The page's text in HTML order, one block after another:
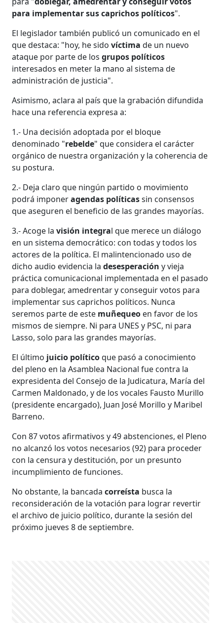
para implementar sus caprichos políticos".
El legislador también publicó un comunicado en el
que destaca: "hoy, he sidovíctima de un nuevo
ataque por parte de losgrupos políticos
interesados en meter la mano al sistema de
administración de justicia".
Asimismo, aclara al país que la grabación difundida
hace una referencia expresa a:
1.- Una decisión adoptada por el bloque
denominado "rebelde" que considera el carácter
orgánico de nuestra organización y la coherencia de
su postura.
2.- Deja claro que ningún partido o movimiento
podrá imponeragendas políticassin consensos
que aseguren el beneficio de las grandes mayorías.
3.- Acoge lavisión integral que merece un diálogo
en un sistema democrático: con todas y todos los
actores de la política. El malintencionado uso de
dicho audio evidencia ladesesperación y vieja
práctica comunicacional implementada en el pasado
para doblegar, amedrentar y conseguir votos para
implementar sus caprichos políticos. Nunca
seremos parte de este muñequeo en favor de los
mismos de siempre. Ni para UNES y PSC, ni para
Lasso, solo para las grandes mayorías.
El último juicio políticoque pasó a conocimiento
del pleno en la Asamblea Nacional fue contra la
expresidenta del Consejo de la Judicatura, María del
Carmen Maldonado, y de los vocales Fausto Murillo
(presidente encargado), Juan José Morillo y Maribel
Barreno.
Con 87 votos afirmativos y 49 abstenciones, el Pleno
no alcanzó los votos necesarios (92) para proceder
con la censura y destitución, por un presunto
incumplimiento de funciones.
No obstante, la bancada correísta busca la
reconsideración de la votación para lograr revertir
el archivo de juicio político, durante la sesión del
próximo jueves 8 de septiembre.